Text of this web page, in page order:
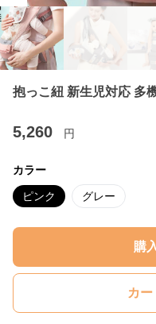
抱っこ紐 新生児対応 多
5,260 円
カラー
ピンク グレー
購
カ